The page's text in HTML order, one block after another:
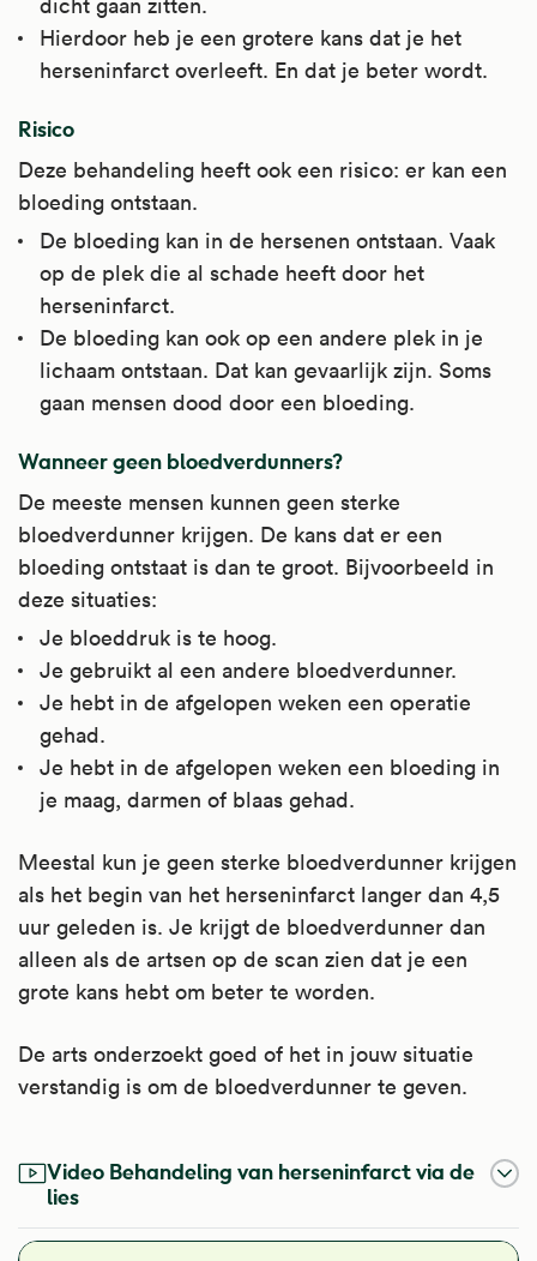
Hierdoor heb je een grotere kans dat je het
herseninfarct overleeft. En dat je beter wordt.
Risico
Deze behandeling heeft ook een risico: er kan een
bloeding ontstaan.
De bloeding kan in de hersenen ontstaan. Vaak
op de plek die al schade heeft door het
herseninfarct.
De bloeding kan ook op een andere plek in je
lichaam ontstaan. Dat kan gevaarlijk zijn. Soms
gaan mensen dood door een bloeding.
Wanneer geen bloedverdunners?
De meeste mensen kunnen geen sterke
bloedverdunner krijgen. De kans dat er een
bloeding ontstaat is dan te groot. Bijvoorbeeld in
deze situaties:
Je bloeddruk is te hoog.
Je gebruikt al een andere bloedverdunner.
Je hebt in de afgelopen weken een operatie
gehad.
Je hebt in de afgelopen weken een bloeding in
je maag, darmen of blaas gehad.
Meestal kun je geen sterke bloedverdunner krijgen
als het begin van het herseninfarct langer dan 4,5
uur geleden is. Je krijgt de bloedverdunner dan
alleen als de artsen op de scan zien dat je een
grote kans hebt om beter te worden.
De arts onderzoekt goed of het in jouw situatie
verstandig is om de bloedverdunner te geven.
Video Behandeling van herseninfarct via de
lies